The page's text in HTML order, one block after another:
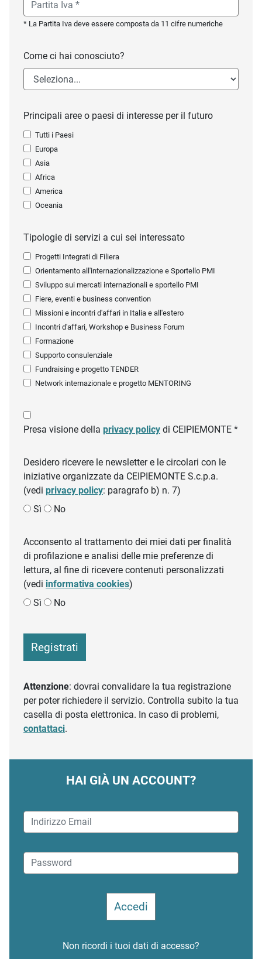
* La Partita Iva deve essere composta da 11 cifre numeriche
Come ci hai conosciuto?
Principali aree o paesi di interesse per il futuro
Tutti i Paesi
Europa
Asia
Africa
America
Oceania
Tipologie di servizi a cui sei interessato
Progetti Integrati di Filiera
Orientamento all'internazionalizzazione e Sportello PMI
Sviluppo sui mercati internazionali e sportello PMI
Fiere, eventi e business convention
Missioni e incontri d'affari in Italia e all'estero
Incontri d'affari, Workshop e Business Forum
Formazione
Supporto consulenziale
Fundraising e progetto TENDER
Network internazionale e progetto MENTORING
Presa visione della privacy policy di CEIPIEMONTE *
Desidero ricevere le newsletter e le circolari con le
iniziative organizzate da CEIPIEMONTE S.c.p.a.
(vedi privacy policy: paragrafo b) n. 7)
Sì
No
Acconsento al trattamento dei miei dati per finalità
di profilazione e analisi delle mie preferenze di
lettura, al fine di ricevere contenuti personalizzati
(vedi informativa cookies)
Sì
No
Registrati
Attenzione: dovrai convalidare la tua registrazione
per poter richiedere il servizio. Controlla subito la tua
casella di posta elettronica. In caso di problemi,
contattaci.
HAI GIÀ UN ACCOUNT?
Non ricordi i tuoi dati di accesso?